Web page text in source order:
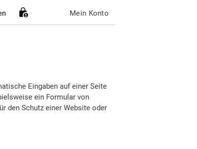
Mein Konto
Eingaben auf einer Seite
ein Formular von
den Schutz einer Website oder